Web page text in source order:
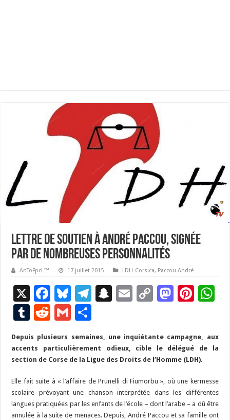
lettre de soutien à André Paccou, signée
par de nombreuses personnalités
AnToFpcL™ 17 juillet 2015 LDH-Corsica, Paccou André
X
F
ac
e
b
o
o
k
Bl
u
es
ky
T
gr
a
m
S
p
c
h
at
E
l
C
y
Li
n
k
M
d
o
n
Pi
es
t
p
T
m
bl
r
R
e
d
di
t
G
ai
l
ta
g
er
Depuis plusieurs semaines, une inquiétante campagne, aux
accents particulièrement odieux, cible le délégué de la
section de Corse de la Ligue des Droits de l’Homme (LDH).
Elle fait suite à « l’affaire de Prunelli di Fiumorbu », où une kermesse
scolaire prévoyant une chanson interprétée dans les différentes
langues pratiquées par les enfants de l’école – dont l’arabe – a dû être
annulée à la suite de menaces. Depuis, André Paccou et sa famille ont